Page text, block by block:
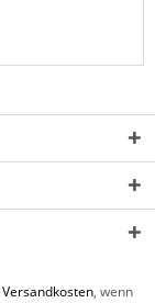
Versandkosten, wenn